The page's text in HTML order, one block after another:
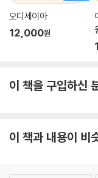
오디세이아
12,000원
이 책을 구입하신
이 책과 내용이 비